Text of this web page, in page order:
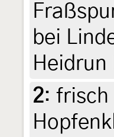
bei
Heidrun
2: frisch